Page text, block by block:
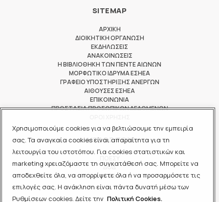
Χρησιμοποιούμε cookies για να βελτιώσουμε την εμπειρία
σας. Τα αναγκαία cookies είναι απαραίτητα για τη
λειτουργία του ιστοτόπου. Για cookies στατιστικών και
marketing χρειαζόμαστε τη συγκατάθεσή σας. Μπορείτε να
αποδεχθείτε όλα, να απορρίψετε όλα ή να προσαρμόσετε τις
επιλογές σας. Η ανάκληση είναι πάντα δυνατή μέσω των
Ρυθμίσεων cookies. Δείτε την Πολιτική Cookies.
SITEMAP
ΑΡΧΙΚΗ
ΔΙΟΙΚΗΤΙΚΗ ΟΡΓΑΝΩΣΗ
ΕΚΔΗΛΩΣΕΙΣ
ΑΝΑΚΟΙΝΩΣΕΙΣ
Η ΒΙΒΛΙΟΘΗΚΗ ΤΩΝ ΠΕΝΤΕ ΑΙΩΝΩΝ
ΜΟΡΦΩΤΙΚΟ ΙΔΡΥΜΑ ΕΣΗΕΑ
ΓΡΑΦΕΙΟ ΥΠΟΣΤΗΡΙΞΗΣ ΑΝΕΡΓΩΝ
ΑΙΘΟΥΣΕΣ ΕΣΗΕΑ
ΕΠΙΚΟΙΝΩΝΙΑ
ΠΡΟΣΤΑΣΙΑ ΠΡΟΣΩΠΙΚΩΝ ΔΕΔΟΜΕΝΩΝ
ΜΕΛΟΣ ΤΩΝ
ΔΟΔ
ΕΟΔ